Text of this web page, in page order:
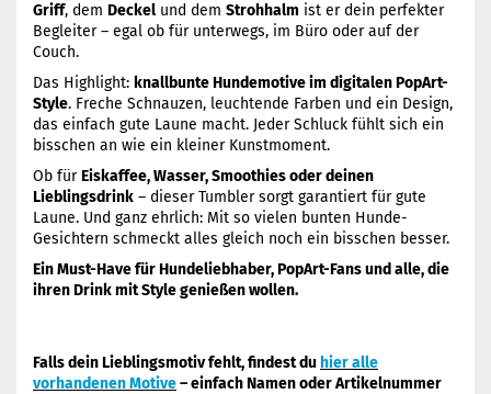
Griff, dem Deckel und dem Strohhalm ist er dein perfekter
Begleiter – egal ob für unterwegs, im Büro oder auf der
Couch.
Das Highlight: knallbunte Hundemotive im digitalen PopArt-
Style. Freche Schnauzen, leuchtende Farben und ein Design,
das einfach gute Laune macht. Jeder Schluck fühlt sich ein
bisschen an wie ein kleiner Kunstmoment.
Ob fürEiskaffee, Wasser, Smoothies oder deinen
Lieblingsdrink – dieser Tumbler sorgt garantiert für gute
Laune. Und ganz ehrlich: Mit so vielen bunten Hunde-
Gesichtern schmeckt alles gleich noch ein bisschen besser.
Ein Must-Have für Hundeliebhaber, PopArt-Fans und alle, die
ihren Drink mit Style genießen wollen.
Falls dein Lieblingsmotiv fehlt, findest du hier alle
vorhandenen Motive– einfach Namen oder Artikelnummer